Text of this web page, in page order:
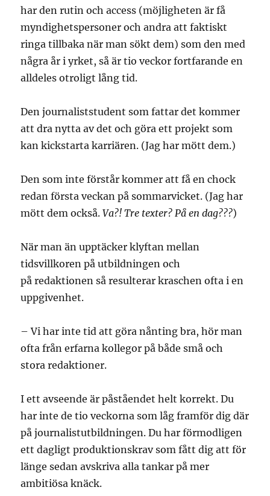
har den rutin och access (möjligheten är få
myndighetspersoner och andra att faktiskt
ringa tillbaka när man sökt dem) som den med
några år i yrket, så är tio veckor fortfarande en
alldeles otroligt lång tid.
Den journaliststudent som fattar det kommer
att dra nytta av det och göra ett projekt som
kan kickstarta karriären. (Jag har mött dem.)
Den som inte förstår kommer att få en chock
redan första veckan på sommarvicket. (Jag har
mött dem också. Va?! Tre texter? På en dag???)
När man än upptäcker klyftan mellan
tidsvillkoren på utbildningen och
på redaktionen så resulterar kraschen ofta i en
uppgivenhet.
– Vi har inte tid att göra nånting bra, hör man
ofta från erfarna kollegor på både små och
stora redaktioner.
I ett avseende är påståendet helt korrekt. Du
har inte de tio veckorna som låg framför dig där
på journalistutbildningen. Du har förmodligen
ett dagligt produktionskrav som fått dig att för
länge sedan avskriva alla tankar på mer
ambitiösa knäck.